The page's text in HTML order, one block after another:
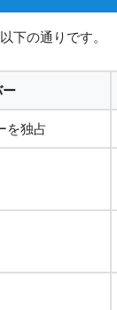
下の通りです。
を独占